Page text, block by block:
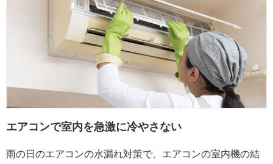
エアコンで室内を急激に冷やさない
雨の日のエアコンの水漏れ対策で、エアコンの室内機の結